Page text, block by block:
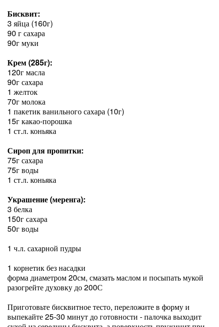
Бисквит:
3 яйца (160г)
90 г сахара
90г муки
Крем (285г):
120г масла
90г сахара
1 желток
70г молока
1 пакетик ванильного сахара (10г)
15г какао-порошка
1 ст.л. коньяка
Сироп для пропитки:
75г сахара
75г воды
1 ст.л. коньяка
Украшение (меренга):
3 белка
150г сахара
50г воды
1 ч.л. сахарной пудры
1 корнетик без насадки
форма диаметром 20см, смазать маслом и посыпать мукой
разогрейте духовку до 200С
Приготовьте бисквитное тесто, переложите в форму и
выпекайте 25-30 минут до готовности - палочка выходит